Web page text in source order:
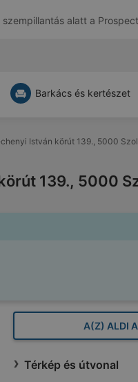
alatt a
Barkács és kertészet
István körút 139., 5000
139., 5000
A(Z) ALDI
Térkép és útvonal